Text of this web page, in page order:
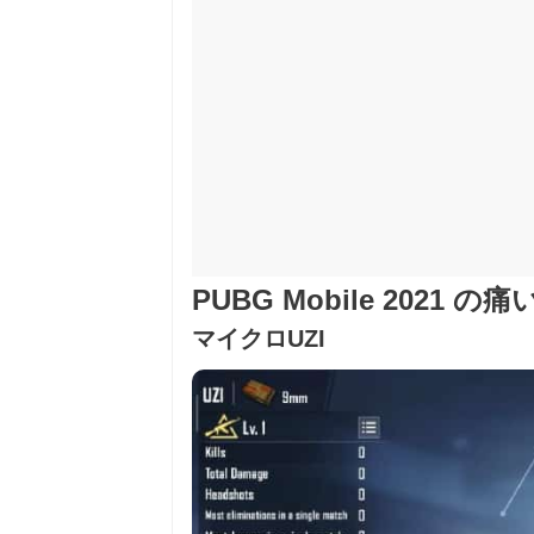
PUBG Mobile 2021 の痛
マイクロUZI